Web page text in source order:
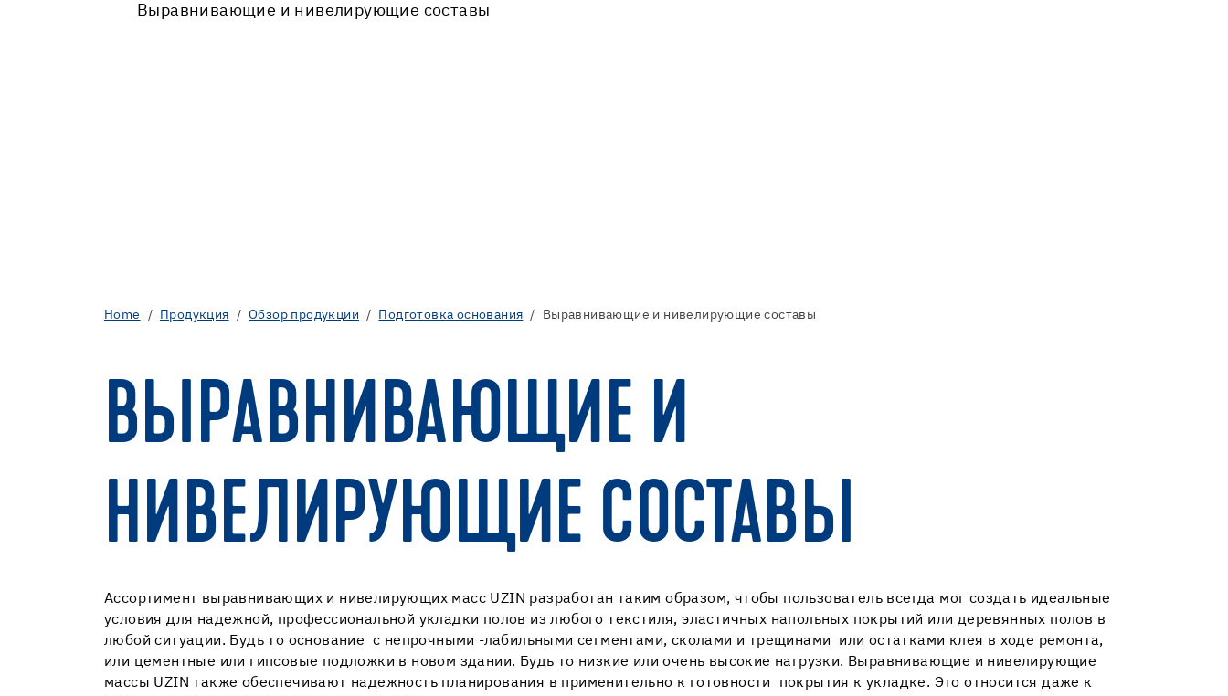
Выравнивающие и нивелирующие составы
Home Продукция Обзор продукции Подготовка основания Выравнивающие и нивелирующие составы
ВЫРАВНИВАЮЩИЕ И
НИВЕЛИРУЮЩИЕ СОСТАВЫ
Ассортимент выравнивающих и нивелирующих масс UZIN разработан таким образом, чтобы пользователь всегда мог создать идеальные
условия для надежной, профессиональной укладки полов из любого текстиля, эластичных напольных покрытий или деревянных полов в
любой ситуации. Будь то основание с непрочными -лабильными сегментами, сколами и трещинами или остатками клея в ходе ремонта,
или цементные или гипсовые подложки в новом здании. Будь то низкие или очень высокие нагрузки. Выравнивающие и нивелирующие
массы UZIN также обеспечивают надежность планирования в применительно к готовности покрытия к укладке. Это относится даже к